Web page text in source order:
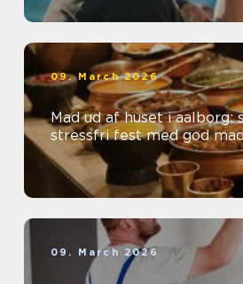
09. March 2026
Mad ud af huset i aalborg:
stressfri fest med god
09. March 2026